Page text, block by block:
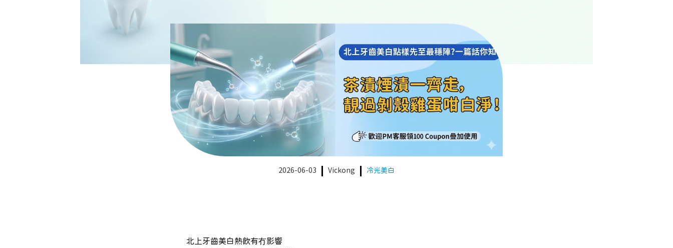
2026-06-03 Vickong 冷光美白
北上牙齒美白熱飲有冇影響